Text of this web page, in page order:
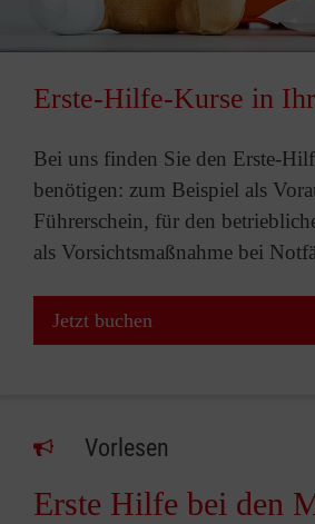
Erste-Hilfe-Kurse in
Bei uns finden Sie den Erste-
benötigen: zum Beispiel als
Führerschein, für den
als Vorsichtsmaßnahme bei
Jetzt buchen
Vorlesen
Erste Hilfe bei den